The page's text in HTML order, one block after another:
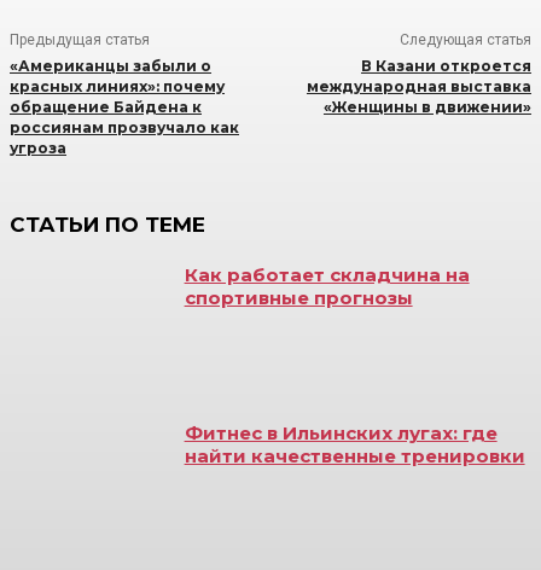
Предыдущая статья
«Американцы забыли о
красных линиях»: почему
обращение Байдена к
россиянам прозвучало как
угроза
Следующая статья
В Казани откроется
международная выставка
«Женщины в движении»
СТАТЬИ ПО ТЕМЕ
Как работает складчина на
спортивные прогнозы
Фитнес в Ильинских лугах: где
найти качественные тренировки